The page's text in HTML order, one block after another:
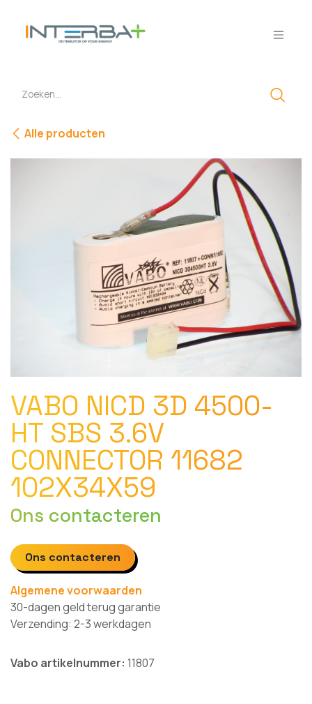
Alle producten
VABO NICD 3D 4500-
HT SBS 3.6V
CONNECTOR 11682
102X34X59
Ons contacteren
Ons contacteren
Algemene voorwaarden
30-dagen geld terug garantie
Verzending: 2-3 werkdagen
Vabo artikelnummer: 11807